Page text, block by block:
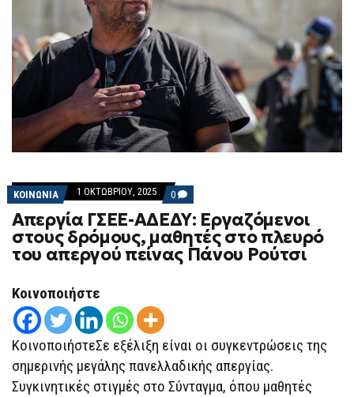
ΚΟΙΝΩΝΙΑ 1 ΟΚΤΩΒΡΊΟΥ, 2025 0 COMMENTS
ON
ΑΠΕΡΓΊΑ
ΓΣΕΕ-
ΑΔΕΔΥ:
ΕΡΓΑΖΌΜΕΝΟΙ
ΣΤΟΥΣ
ΠΕΊΝΑΣ
ΠΆΝΟΥ
ΡΟΎΤΣΙ
Απεργία ΓΣΕΕ-ΑΔΕΔΥ: Εργαζόμενοι
στους δρόμους, μαθητές στο πλευρό
του απεργού πείνας Πάνου Ρούτσι
Κοινοποιήστε
ΚοινοποιήστεΣε εξέλιξη είναι οι συγκεντρώσεις της
σημερινής μεγάλης πανελλαδικής απεργίας.
Συγκινητικές στιγμές στο Σύνταγμα, όπου μαθητές